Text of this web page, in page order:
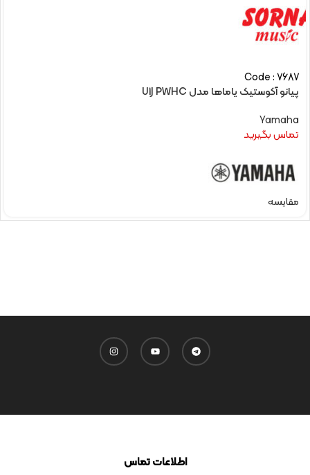
Code : 7687
پیانو آکوستیک یاماها مدل U1J PWHC
Yamaha
تماس بگیرید
مقایسه
اطلاعات تماس